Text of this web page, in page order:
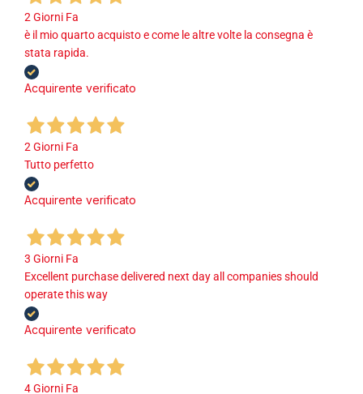
2 Giorni Fa
è il mio quarto acquisto e come le altre volte la consegna è
stata rapida.
Acquirente verificato
2 Giorni Fa
Tutto perfetto
Acquirente verificato
3 Giorni Fa
Excellent purchase delivered next day all companies should
operate this way
Acquirente verificato
4 Giorni Fa